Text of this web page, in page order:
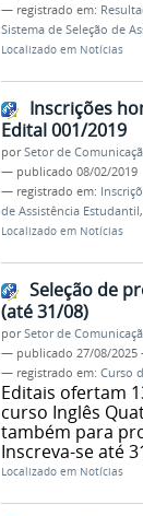
— registrado em:
Sistema de Seleção de
Localizado em Notícias
Inscrições
Edital 001/2019
porSetor de
— publicado 08/02/2019
— registrado em:
de Assistência Estudantil,
Localizado em Notícias
Seleção de
(até 31/08)
porSetor de
— publicado 27/08/2025
— registrado em: Curso
Editais ofertam
curso Inglês
também para
Inscreva-se até
Localizado em Notícias